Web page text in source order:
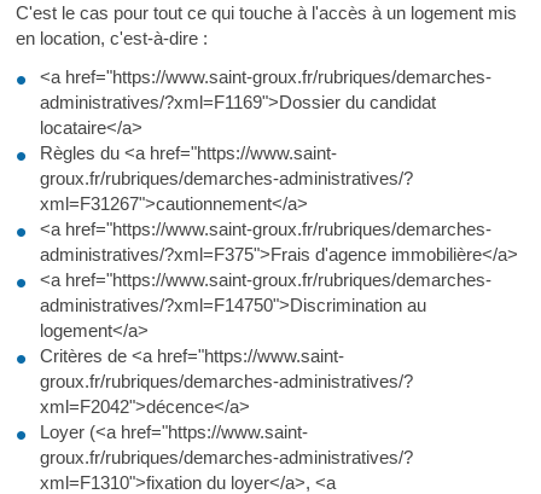
C'est le cas pour tout ce qui touche à l'accès à un logement mis
en location, c'est-à-dire :
<a href="https://www.saint-groux.fr/rubriques/demarches-
administratives/?xml=F1169">Dossier du candidat
locataire</a>
Règles du <a href="https://www.saint-
groux.fr/rubriques/demarches-administratives/?
xml=F31267">cautionnement</a>
<a href="https://www.saint-groux.fr/rubriques/demarches-
administratives/?xml=F375">Frais d'agence immobilière</a>
<a href="https://www.saint-groux.fr/rubriques/demarches-
administratives/?xml=F14750">Discrimination au
logement</a>
Critères de <a href="https://www.saint-
groux.fr/rubriques/demarches-administratives/?
xml=F2042">décence</a>
Loyer (<a href="https://www.saint-
groux.fr/rubriques/demarches-administratives/?
xml=F1310">fixation du loyer</a>, <a